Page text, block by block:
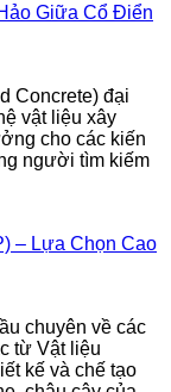
Giữa Cổ Điển
Concrete) đại
vật liệu xây
cho các kiến
người tìm kiếm
– Lựa Chọn Cao
chuyên về các
từ Vật liệu
kế và chế tạo